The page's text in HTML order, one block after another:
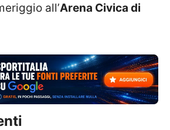
all’Arena Civica di